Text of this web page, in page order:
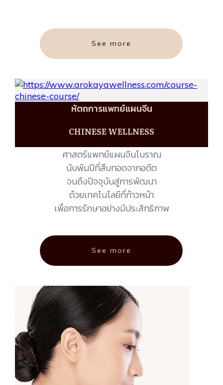
See more
หัตถการแพทย์แผนจีน
CHINESE WELLNESS
ศาสตร์แพทย์แผนจีนโบราณ
นับพันปีที่สืบทอดจากอดีต
จนถึงปัจจุบันสู่การพัฒนา
ด้วยเทคโนโลยีที่ก้าวหน้า
เพื่อการรักษาอย่างมีประสิทธิภาพ
See more